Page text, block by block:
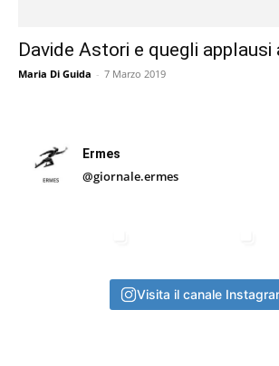
Davide Astori e quegli
Maria Di Guida - 7 Marzo 2019
Ermes
@giornale.ermes
Visita il canale